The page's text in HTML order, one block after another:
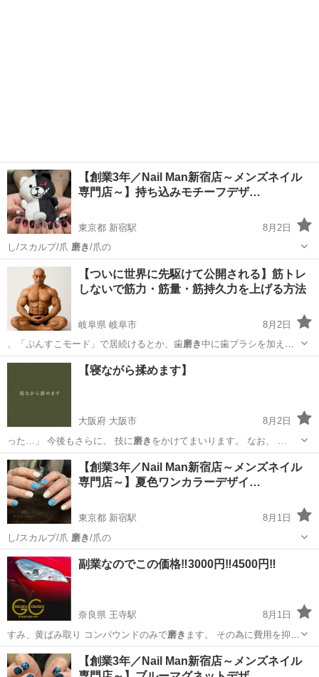
【創業3年／Nail Man新宿店～メンズネイル
専門店～】持ち込みモチーフデザ…
東京都 新宿駅
8月2日
し/スカルプ/爪 磨き/爪の
東京 新宿区 ネイル ネイルサロン
【ついに世界に先駆けて公開される】筋トレ
しないで筋力・筋量・筋持久力を上げる方法
岐阜県 岐阜市
8月2日
、「ぷんすこモード」で居続けるとか、歯磨き中に歯ブラシを加えた
まま他ごとをやり続…
岐阜 岐阜市 美容 料金
【寝ながら揉めます】
大阪府 大阪市
8月2日
った…」 今後もさらに、 技に 磨き をかけてまいります。 なお、 …
大阪 大阪市 美容
【創業3年／Nail Man新宿店～メンズネイル
専門店～】夏色ワンカラーデザイ…
東京都 新宿駅
8月1日
し/スカルプ/爪 磨き/爪の
東京 新宿区 新宿駅 ネイル
副業なのでこの価格‼️3000円‼️4500円‼️
奈良県 王寺駅
8月1日
すみ、黄ばみ取り コンパウンドのみで磨き ます。 その為に費用を抑え
る事が可能で…
奈良 北葛城郡 王寺駅
【創業3年／Nail Man新宿店～メンズネイル